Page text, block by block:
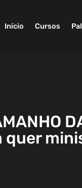
Início Cursos
quer